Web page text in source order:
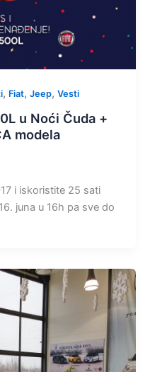
, Fiat, Jeep, Vesti
u Noći Čuda +
modela
i iskoristite 25 sati
juna u 16h pa sve do